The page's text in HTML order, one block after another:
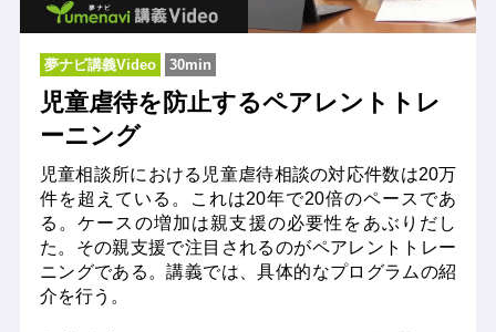
夢ナビ講義Video 30min
児童虐待を防止するペアレントトレ
ーニング
児童相談所における児童虐待相談の対応件数は20万
件を超えている。これは20年で20倍のペースであ
る。ケースの増加は親支援の必要性をあぶりだし
た。その親支援で注目されるのがペアレントトレー
ニングである。講義では、具体的なプログラムの紹
介を行う。